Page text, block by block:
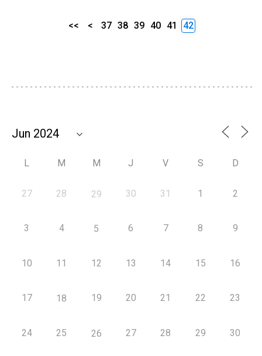
<< < 37 38 39 40 41 42
L M M J V S D
27 28 29 30 31 1 2
3 4 5 6 7 8 9
10 11 12 13 14 15 16
17 18 19 20 21 22 23
24 25 26 27 28 29 30